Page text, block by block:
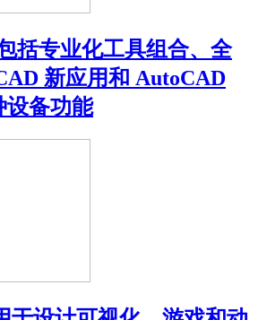
括专业化工具组合、全
新应用和 AutoCAD
设备功能